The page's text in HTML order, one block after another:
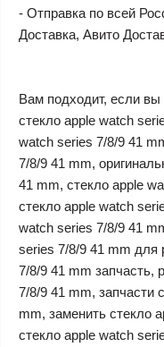
- Отправка по всей
Доставка, Авито
Вам подходит, если вы
стекло apple watch
watch series 7/8/9 41
7/8/9 41 mm,
41 mm, стекло apple
стекло apple watch
watch series 7/8/9 41
series 7/8/9 41 mm для
7/8/9 41 mm запчасть,
7/8/9 41 mm, запчасти
mm, заменить стекло
стекло apple watch